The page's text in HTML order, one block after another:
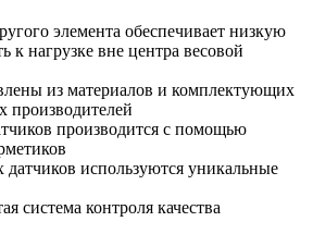
элемента обеспечивает низкую
к нагрузке вне центра весовой
из материалов и комплектующих
производится с помощью
используются уникальные
система контроля качества